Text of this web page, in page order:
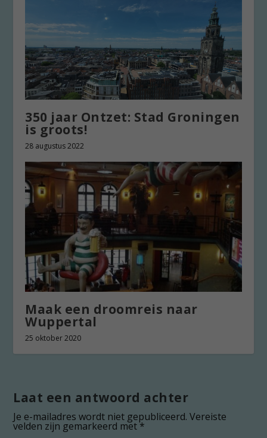
350 jaar Ontzet: Stad Groningen
is groots!
28 augustus 2022
Maak een droomreis naar
Wuppertal
25 oktober 2020
Laat een antwoord achter
Je e-mailadres wordt niet gepubliceerd. Vereiste
velden zijn gemarkeerd met*